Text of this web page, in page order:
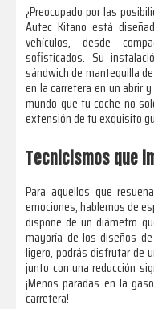
¿Preocupado por las
Autec Kitano está
vehículos, desde
sofisticados. Su
sándwich de mantequilla
en la carretera en un abrir
mundo que tu coche no
extensión de tu exquisito
Tecnicismos que
Para aquellos que
emociones, hablemos de
dispone de un diámetro
mayoría de los diseños
ligero, podrás disfrutar de
junto con una reducción
¡Menos paradas en la
carretera!